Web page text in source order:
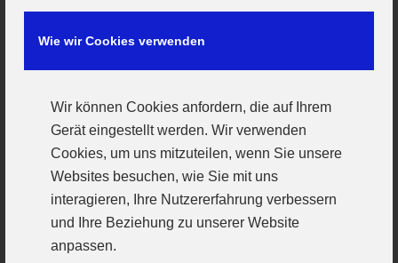
Wie wir Cookies verwenden
Wir können Cookies anfordern, die auf Ihrem
Gerät eingestellt werden. Wir verwenden
Cookies, um uns mitzuteilen, wenn Sie unsere
Websites besuchen, wie Sie mit uns
interagieren, Ihre Nutzererfahrung verbessern
und Ihre Beziehung zu unserer Website
anpassen.
Sonntag, 17.00 Uhr VfL Günzburg – TSV
Uhr einer der Meisterschaftsanwärter in Günzburg
Nach einem sehr deutlichen Sieg der Wertingerinnen
in Donauwörth und einer knappen Niederlage der
Gastgeberinnen am letzten Spieltag scheinen die
Machtverhältnisse klar vergeben. Allerdings werden
die Damen des VfL alles geben um den Gästen ein
Bein zu stellen und mit einer geschlossenen